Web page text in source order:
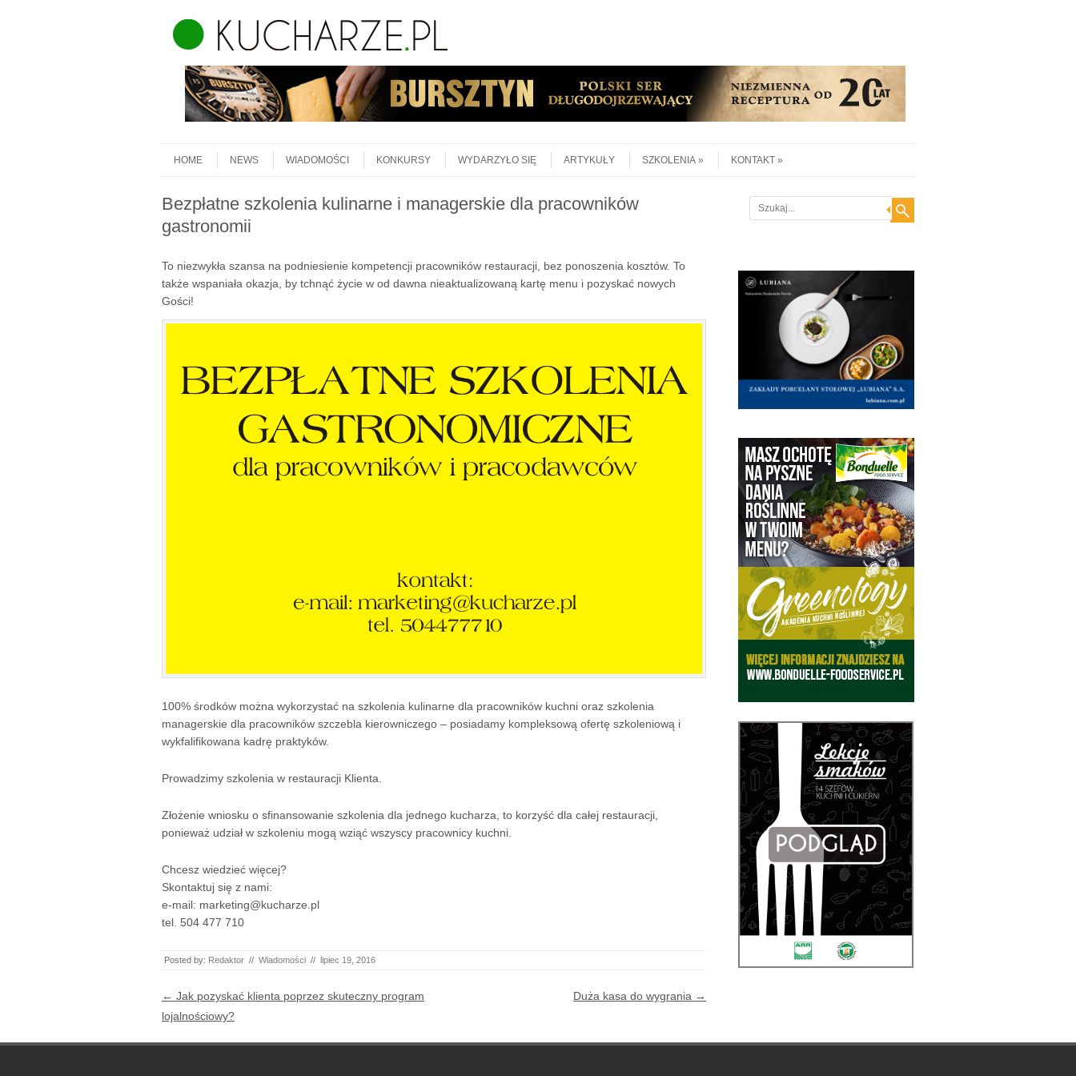
Menu
HOME
NEWS WIADOMOŚCI KONKURSY WYDARZYŁO SIĘ ARTYKUŁY SZKOLENIA KONTAKT
Bezpłatne szkolenia kulinarne i managerskie dla pracowników
gastronomii
To niezwykła szansa na podniesienie kompetencji pracowników restauracji, bez ponoszenia kosztów. To
także wspaniała okazja, by tchnąć życie w od dawna nieaktualizowaną kartę menu i pozyskać nowych
Gości!
100% środków można wykorzystać na szkolenia kulinarne dla pracowników kuchni oraz szkolenia
managerskie dla pracowników szczebla kierowniczego – posiadamy kompleksową ofertę szkoleniową i
wykfalifikowana kadrę praktyków.
Prowadzimy szkolenia w restauracji Klienta.
Złożenie wniosku o sfinansowanie szkolenia dla jednego kucharza, to korzyść dla całej restauracji,
ponieważ udział w szkoleniu mogą wziąć wszyscy pracownicy kuchni.
Chcesz wiedzieć więcej?
Skontaktuj się z nami:
e-mail: marketing@kucharze.pl
tel. 504 477 710
Posted by: Redaktor // Wiadomości // lipiec 19, 2016
Post navigation
← Jak pozyskać klienta poprzez skuteczny program
lojalnościowy?
Duża kasa do wygrania →
Search